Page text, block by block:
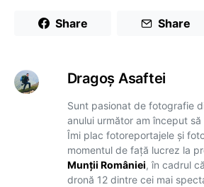
Share Share
Dragoş Asaftei
Sunt pasionat de fotografie
anului următor am început
Îmi plac fotoreportajele și
momentul de față lucrez la
Munții României, în cadrul
dronă 12 dintre cei mai